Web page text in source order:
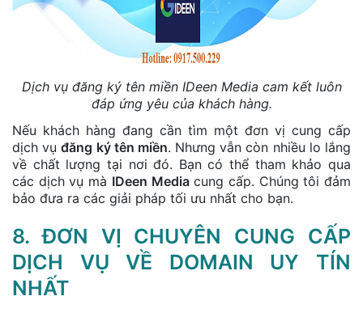
Dịch vụ đăng ký tên miền IDeen Media cam kết luôn
đáp ứng yêu của khách hàng.
Nếu khách hàng đang cần tìm một đơn vị cung cấp
dịch vụđăng ký tên miền. Nhưng vẫn còn nhiều lo lắng
về chất lượng tại nơi đó. Bạn có thể tham khảo qua
các dịch vụ mà IDeen Mediacung cấp. Chúng tôi đảm
bảo đưa ra các giải pháp tối ưu nhất cho bạn.
8. ĐƠN VỊ CHUYÊN CUNG CẤP
DỊCH VỤ VỀ DOMAIN UY TÍN
NHẤT